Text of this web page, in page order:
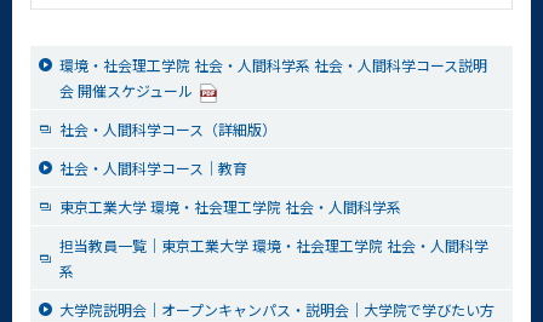
環境・社会理工学院 社会・人間科学系 社会・人間科学コース説明
会 開催スケジュール
社会・人間科学コース（詳細版）
社会・人間科学コース｜教育
東京工業大学 環境・社会理工学院 社会・人間科学系
担当教員一覧｜東京工業大学 環境・社会理工学院 社会・人間科学
系
大学院説明会｜オープンキャンパス・説明会｜大学院で学びたい方